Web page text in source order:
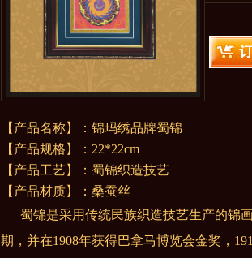
【产品名称】：锦玛绣品牌蜀锦
【产品规格】：22*22cm
【产品工艺】： 蜀锦织造技艺
【产品材质】：桑蚕丝
蜀锦是采用传统民族织造技艺生产的锦
期，并在1908年获得巴拿马博览会金奖，